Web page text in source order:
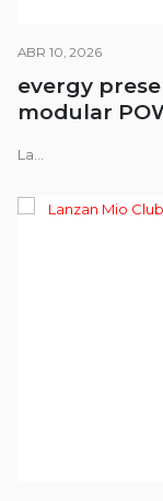
ABR 10, 2026
evergy
modular
La...